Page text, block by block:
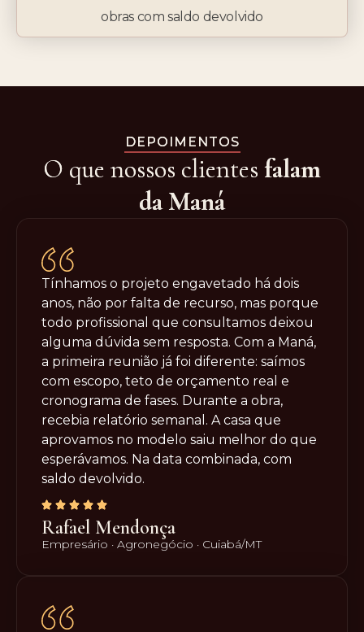
obras com saldo devolvido
DEPOIMENTOS
O que nossos clientes falam
da Maná
Tínhamos o projeto engavetado há dois
anos, não por falta de recurso, mas porque
todo profissional que consultamos deixou
alguma dúvida sem resposta. Com a Maná,
a primeira reunião já foi diferente: saímos
com escopo, teto de orçamento real e
cronograma de fases. Durante a obra,
recebia relatório semanal. A casa que
aprovamos no modelo saiu melhor do que
esperávamos. Na data combinada, com
saldo devolvido.
Rafael Mendonça
Empresário · Agronegócio · Cuiabá/MT